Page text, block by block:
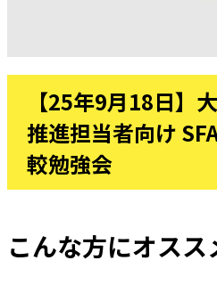
【25年9月18日】
推進担当者向け
較勉強会
こんな方にオスス